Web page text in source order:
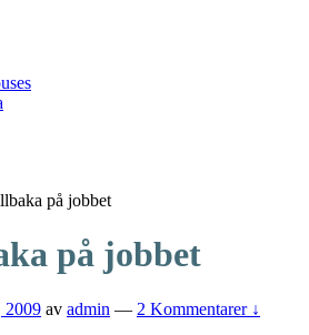
på jobbet
på jobbet
2009 av admin — 2 Kommentarer ↓